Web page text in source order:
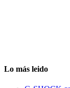
Lo más leido